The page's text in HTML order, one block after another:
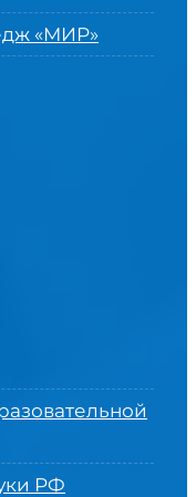
«МИР»
РФ